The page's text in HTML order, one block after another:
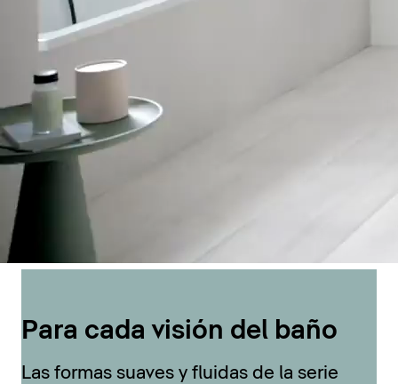
Para cada visión del baño
Las formas suaves y fluidas de la serie